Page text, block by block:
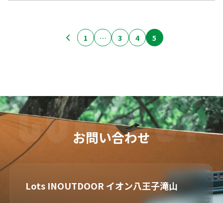
1 … 3 4 5
お問い合わせ
Lots INOUTDOOR イオン八王子滝山